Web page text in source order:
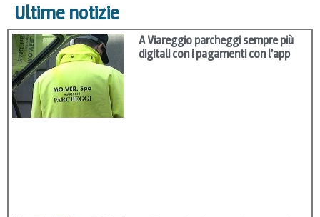
Ultime notizie
A Viareggio parcheggi sempre più
digitali con i pagamenti con l’app